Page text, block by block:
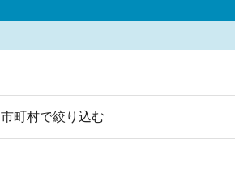
市町村で絞り込む